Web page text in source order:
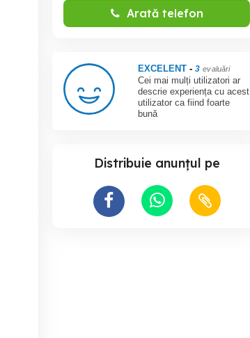
Arată telefon
EXCELENT- 3 evaluări
Cei mai mulți utilizatori ar
descrie experiența cu acest
utilizator ca fiind foarte
bună
Distribuie anunțul pe